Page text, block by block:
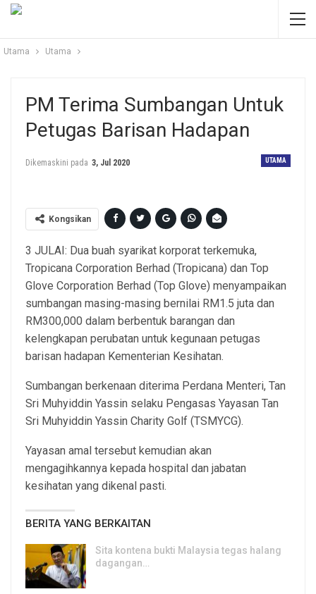
Utama Utama
PM Terima Sumbangan Untuk
Petugas Barisan Hadapan
UTAMA
Dikemaskini pada 3, Jul 2020
Kongsikan
3 JULAI: Dua buah syarikat korporat terkemuka,
Tropicana Corporation Berhad (Tropicana) dan Top
Glove Corporation Berhad (Top Glove) menyampaikan
sumbangan masing-masing bernilai RM1.5 juta dan
RM300,000 dalam berbentuk barangan dan
kelengkapan perubatan untuk kegunaan petugas
barisan hadapan Kementerian Kesihatan.
Sumbangan berkenaan diterima Perdana Menteri, Tan
Sri Muhyiddin Yassin selaku Pengasas Yayasan Tan
Sri Muhyiddin Yassin Charity Golf (TSMYCG).
Yayasan amal tersebut kemudian akan
mengagihkannya kepada hospital dan jabatan
kesihatan yang dikenal pasti.
BERITA YANG BERKAITAN
Sita kontena bukti Malaysia tegas halang
dagangan…